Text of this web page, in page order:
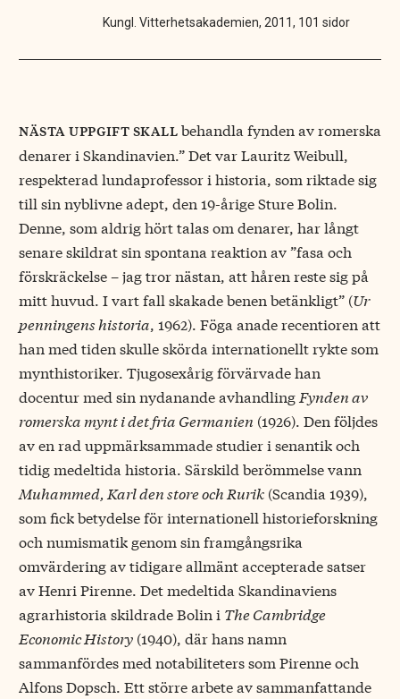
Kungl. Vitterhetsakademien, 2011, 101 sidor
nästa uppgift skallbehandla fynden av romerska
denarer i Skandinavien.” Det var Lauritz Weibull,
respekterad lundaprofessor i historia, som riktade sig
till sin nyblivne adept, den 19-årige Sture Bolin.
Denne, som aldrig hört talas om denarer, har långt
senare skildrat sin spontana reaktion av ”fasa och
förskräckelse – jag tror nästan, att håren reste sig på
mitt huvud. I vart fall skakade benen betänkligt” (Ur
penningens historia, 1962). Föga anade recentioren att
han med tiden skulle skörda internationellt rykte som
mynthistoriker. Tjugosexårig förvärvade han
docentur med sin nydanande avhandling Fynden av
romerska mynt i det fria Germanien (1926). Den följdes
av en rad uppmärksammade studier i senantik och
tidig medeltida historia. Särskild berömmelse vann
Muhammed, Karl den store och Rurik (Scandia 1939),
som fick betydelse för internationell historieforskning
och numismatik genom sin framgångsrika
omvärdering av tidigare allmänt accepterade satser
av Henri Pirenne. Det medeltida Skandinaviens
agrarhistoria skildrade Bolin i The Cambridge
Economic History (1940), där hans namn
sammanfördes med notabiliteters som Pirenne och
Alfons Dopsch. Ett större arbete av sammanfattande